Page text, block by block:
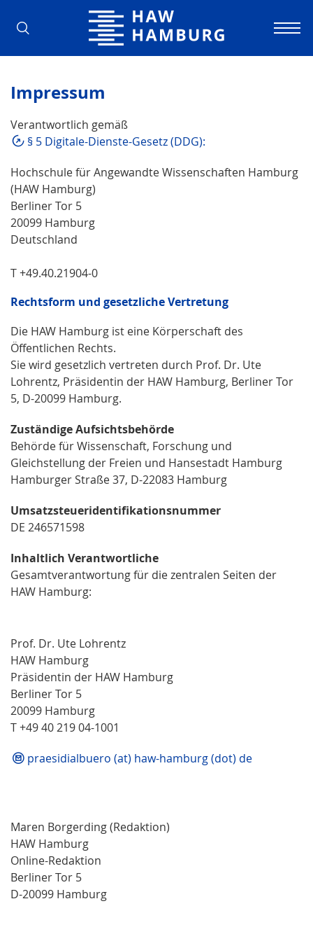
Hochschule für Angewandte
Impressum
Verantwortlich gemäß
§ 5 Digitale-Dienste-Gesetz (DDG):
Hochschule für Angewandte Wissenschaften Hamburg
(HAW Hamburg)
Berliner Tor 5
20099 Hamburg
Deutschland
T +49.40.21904-0
Rechtsform und gesetzliche Vertretung
Die HAW Hamburg ist eine Körperschaft des
Öffentlichen Rechts.
Sie wird gesetzlich vertreten durch Prof. Dr. Ute
Lohrentz, Präsidentin der HAW Hamburg, Berliner Tor
5, D-20099 Hamburg.
Zuständige Aufsichtsbehörde
Behörde für Wissenschaft, Forschung und
Gleichstellung der Freien und Hansestadt Hamburg
Hamburger Straße 37, D-22083 Hamburg
Umsatzsteueridentifikationsnummer
DE 246571598
Inhaltlich Verantwortliche
Gesamtverantwortung für die zentralen Seiten der
HAW Hamburg:
Prof. Dr. Ute Lohrentz
HAW Hamburg
Präsidentin der HAW Hamburg
Berliner Tor 5
20099 Hamburg
T +49 40 219 04-1001
praesidialbuero (at) haw-hamburg (dot) de
Maren Borgerding (Redaktion)
HAW Hamburg
Online-Redaktion
Berliner Tor 5
D-20099 Hamburg